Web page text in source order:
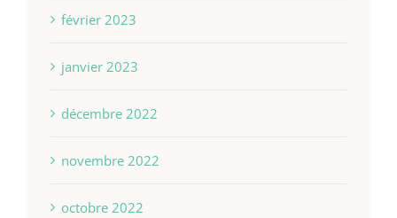
février 2023
janvier 2023
décembre 2022
novembre 2022
octobre 2022